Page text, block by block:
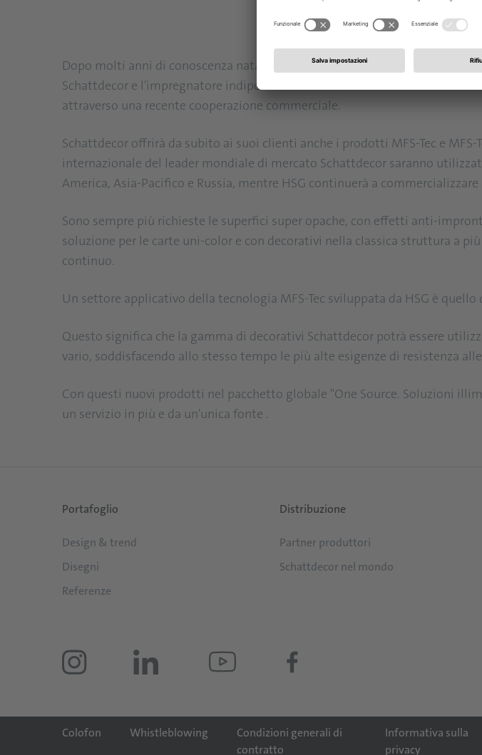
Dopo molti anni di conoscenza nata da un classico rapporto cliente-
Schattdecor e l'impregnatore indipendenteHans Schmid GmbH & Co. KG
attraverso una recente cooperazione commerciale.
Schattdecor offrirà da subito ai suoi clienti anche i prodotti MFS-Tec e
internazionale del leader mondiale di mercato Schattdecor saranno
America, Asia-Pacifico e Russia, mentre HSG continuerà a
Sono sempre più richieste le superfici super opache, con effetti anti-
soluzione per le carte uni-color e con decorativi nella classica struttura a
continuo.
Un settore applicativo della tecnologia MFS-Tec sviluppata da HSG è
Questo significa che la gamma di decorativi Schattdecor potrà essere
vario, soddisfacendo allo stesso tempo le più alte esigenze di resistenza
Con questi nuovi prodotti nel pacchetto globale "One Source. Soluzioni
un servizio in più e da un'unica fonte .
Portafoglio
Design & trend
Disegni
Referenze
Distribuzione
Partner produttori
Schattdecor nel mondo
Colofon Whistleblowing
Condizioni generali di
contratto
Informativa sulla
privacy